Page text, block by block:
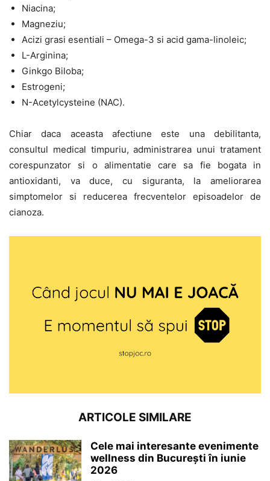
Niacina;
Magneziu;
Acizi grasi esentiali – Omega-3 si acid gama-linoleic;
L-Arginina;
Ginkgo Biloba;
Estrogeni;
N-Acetylcysteine (NAC).
Chiar daca aceasta afectiune este una debilitanta,
consultul medical timpuriu, administrarea unui tratament
corespunzator si o alimentatie care sa fie bogata in
antioxidanti, va duce, cu siguranta, la ameliorarea
simptomelor si reducerea frecventelor episoadelor de
cianoza.
ARTICOLE SIMILARE
Cele mai interesante evenimente
wellness din București în iunie
2026